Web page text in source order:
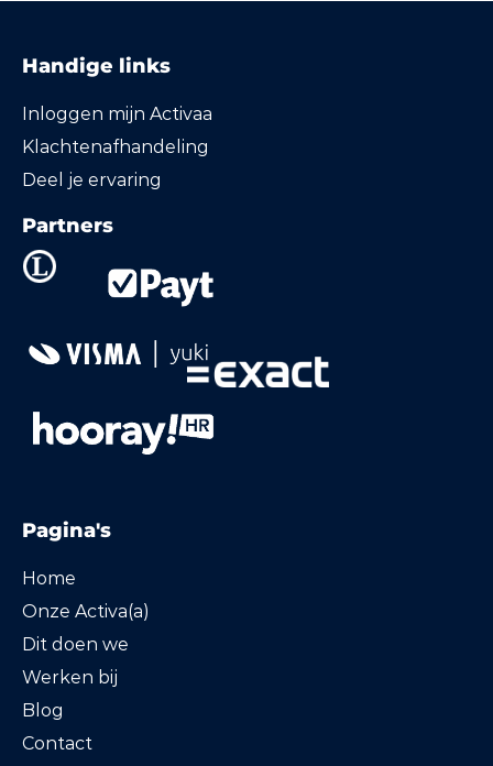
Handige links
Inloggen mijn Activaa
Klachtenafhandeling
Deel je ervaring
Partners
Pagina's
Home
Onze Activa(a)
Dit doen we
Werken bij
Blog
Contact